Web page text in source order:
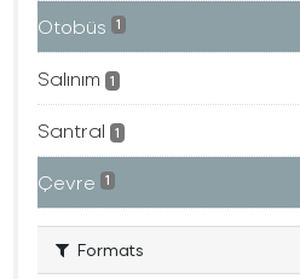
Otobüs 1
Salınım 1
Santral 1
Çevre 1
Formats